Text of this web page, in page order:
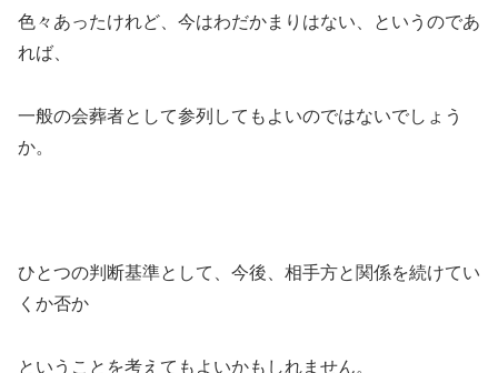
色々あったけれど、今はわだかまりはない、というのであ
れば、
一般の会葬者として参列してもよいのではないでしょう
か。
ひとつの判断基準として、今後、相手方と関係を続けてい
くか否か
ということを考えてもよいかもしれません。